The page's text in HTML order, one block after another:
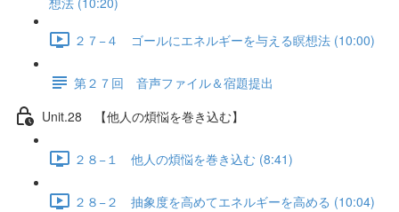
２７−４ ゴールにエネルギーを与える瞑想法 (10:00)
第２７回 音声ファイル＆宿題提出
Unit.28 【他人の煩悩を巻き込む】
２８−１ 他人の煩悩を巻き込む (8:41)
２８−２ 抽象度を高めてエネルギーを高める (10:04)